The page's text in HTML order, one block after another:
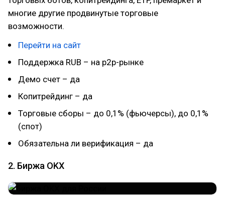
многие другие продвинутые торговые
возможности.
Перейти на сайт
Поддержка RUB – на p2p-рынке
Демо счет – да
Копитрейдинг – да
Торговые сборы – до 0,1% (фьючерсы), до 0,1%
(спот)
Обязательна ли верификация – да
2. Биржа OKX